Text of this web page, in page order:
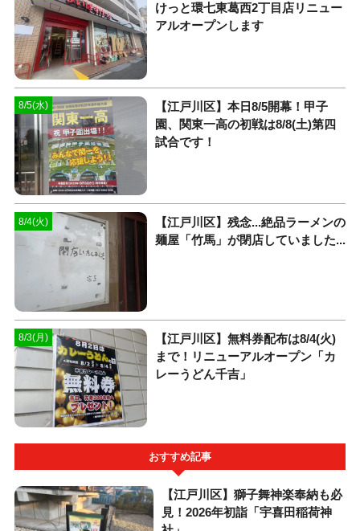
けっと環七東葛西2丁目店リニュー
アルオープンします
8/5(水)
【江戸川区】本日8/5開幕！甲子
園、関東一高の初戦は8/8(土)第四
試合です！
8/4(火)
【江戸川区】残念...絶品ラーメンの
麺屋「竹馬」が閉店していました...
8/3(月)
【江戸川区】無料券配布は8/4(火)
まで！リニューアルオープン「カ
レーうどん千吉」
おすすめ記事
【江戸川区】獅子舞神楽奉納も必
見！2026年初詣「宇喜田稲荷神